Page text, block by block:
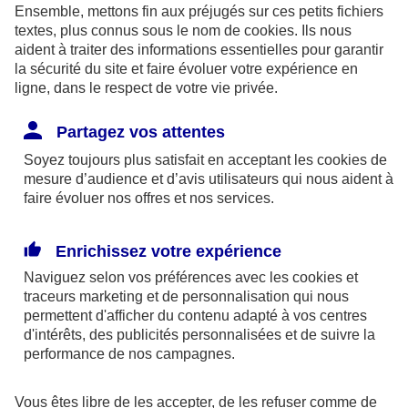
Pour rédiger votre testament, vous avez le choix
entre plusieurs formules.
Letestament olographe: vous le rédigez
daté et signé sans autre condition de forme.
Vous pouvez le conserver chez vous mais vous
prenez le risque qu’il soit perdu ou détruit… La
votre notaire, qui l’enregistrera au fichier central
des dispositions de dernières volontés (FCDDV)
qui centralise l’ensemble des testaments et doit
être consulté par le notaire chargé de la
succession. Le cas échéant, il faudra s'acquitter
Ensemble, mettons fin aux préjugés sur ces petits fichiers
textes, plus connus sous le nom de cookies. Ils nous
aident à traiter des informations essentielles pour garantir
la sécurité du site et faire évoluer votre expérience en
ligne, dans le respect de votre vie privée.
Partagez vos attentes
Soyez toujours plus satisfait en acceptant les cookies de
mesure d’audience et d’avis utilisateurs qui nous aident à
faire évoluer nos offres et nos services.
Enrichissez votre expérience
Naviguez selon vos préférences avec les cookies et
traceurs marketing et de personnalisation qui nous
permettent d'afficher du contenu adapté à vos centres
d'intérêts, des publicités personnalisées et de suivre la
performance de nos campagnes.
Vous êtes libre de les accepter, de les refuser comme de